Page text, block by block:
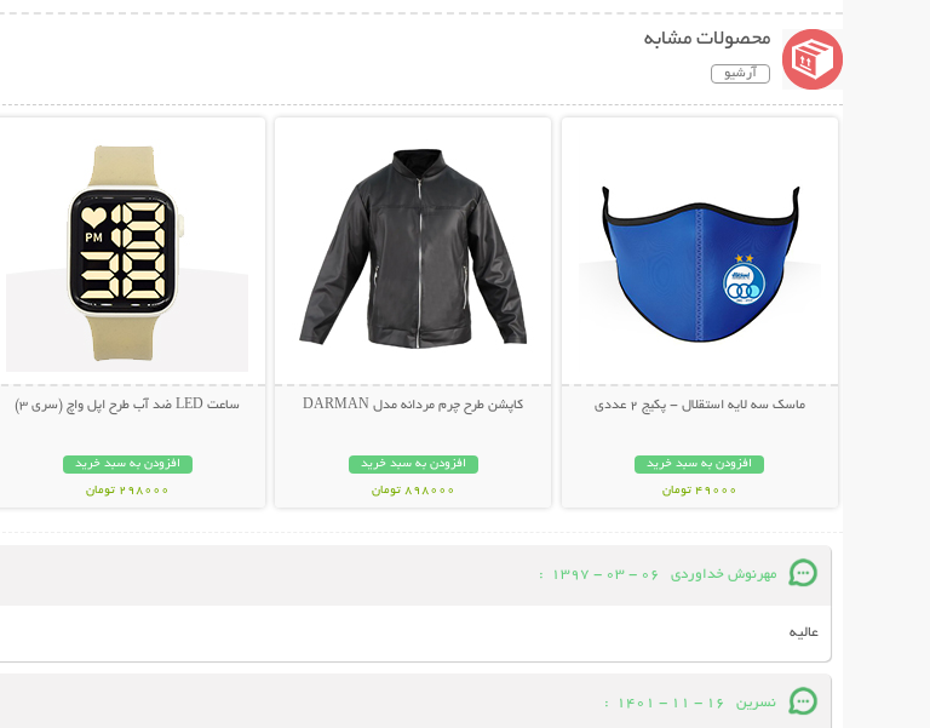
محصولات مشابه
آرشیو
ماسک سه لایه استقلال - پکیج 2 عددی
افزودن به سبد خرید
49000 تومان
کاپشن طرح چرم مردانه مدل DARMAN
افزودن به سبد خرید
898000 تومان
ساعت LED ضد آب طرح اپل واچ (سری 3)
افزودن به سبد خرید
298000 تومان
مهرنوش خداوردی 06 - 03 - 1397
:
عالیه
نسرین 16 - 11 - 1401
: